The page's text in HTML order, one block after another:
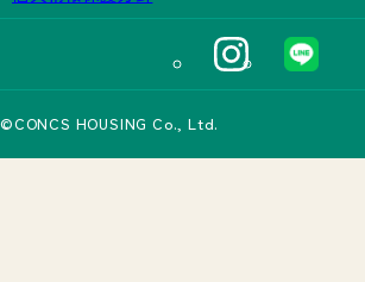
©CONCS HOUSING Co., Ltd.